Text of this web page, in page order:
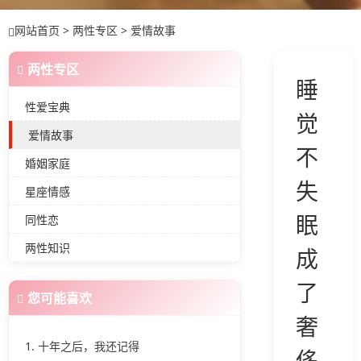
爱情的秘密
网站首页 > 两性专区 > 爱情故事
两性专区
性爱宝典
爱情故事
婚姻家庭
星座情感
同性恋
两性知识
您可能喜欢
1. 十年之后，我还记得
睡
觉
不
失
眠
成
了
奢